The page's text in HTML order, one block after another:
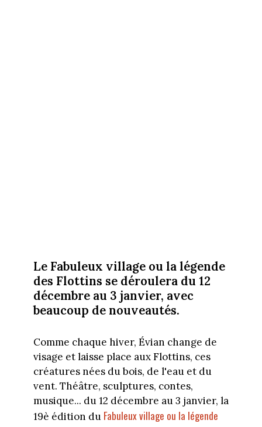
Le Fabuleux village ou la légende
des Flottins se déroulera du 12
décembre au 3 janvier, avec
beaucoup de nouveautés.
Comme chaque hiver, Évian change de
visage et laisse place aux Flottins, ces
créatures nées du bois, de l'eau et du
vent. Théâtre, sculptures, contes,
musique... du 12 décembre au 3 janvier, la
19è édition du Fabuleux village ou la légende